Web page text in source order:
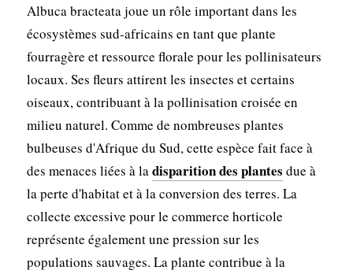
Albuca bracteata joue un rôle important dans les
écosystèmes sud-africains en tant que plante
fourragère et ressource florale pour les pollinisateurs
locaux. Ses fleurs attirent les insectes et certains
oiseaux, contribuant à la pollinisation croisée en
milieu naturel. Comme de nombreuses plantes
bulbeuses d'Afrique du Sud, cette espèce fait face à
des menaces liées à ladisparition des plantes due à
la perte d'habitat et à la conversion des terres. La
collecte excessive pour le commerce horticole
représente également une pression sur les
populations sauvages. La plante contribue à la